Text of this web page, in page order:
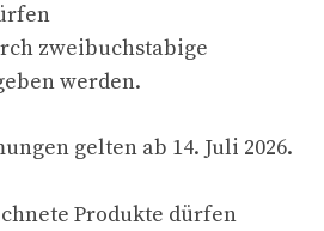
zweibuchstabige
werden.
gelten ab 14. Juli 2026.
Produkte dürfen